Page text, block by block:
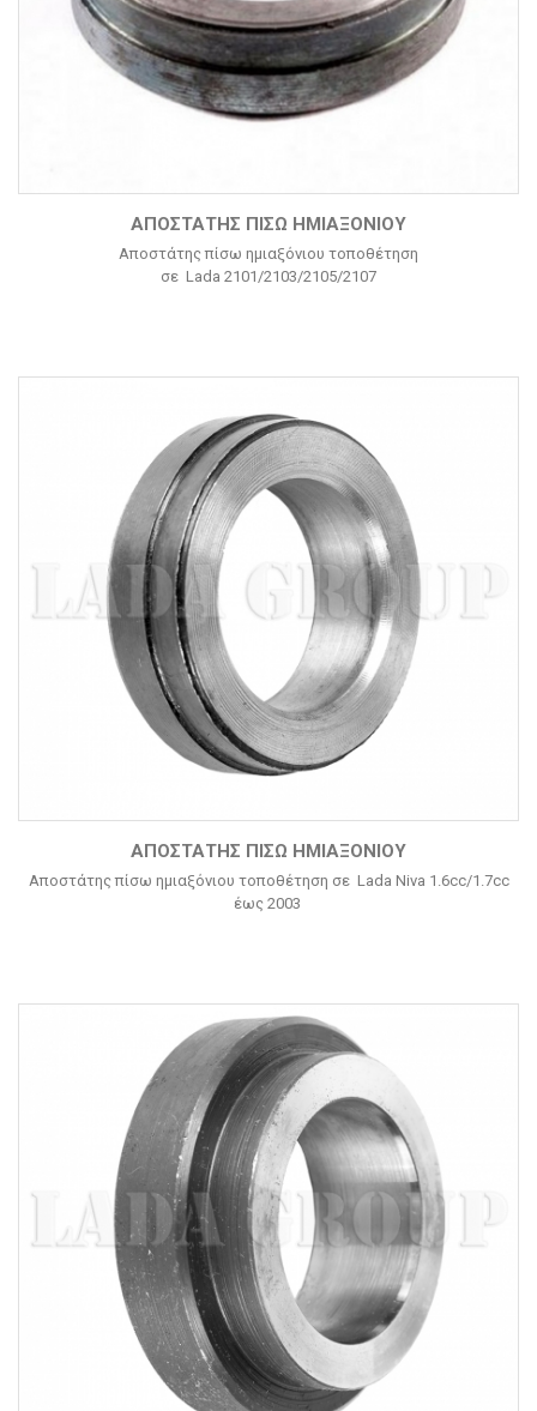
ΑΠΟΣΤΆΤΗΣ ΠΊΣΩ ΗΜΙΑΞΌΝΙΟΥ
Αποστάτης πίσω ημιαξόνιου τοποθέτηση
σε Lada 2101/2103/2105/2107
ΑΠΟΣΤΆΤΗΣ ΠΊΣΩ ΗΜΙΑΞΟΝΊΟΥ
Αποστάτης πίσω ημιαξόνιου τοποθέτηση σε Lada Niva 1.6cc/1.7cc
έως 2003